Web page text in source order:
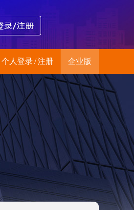
个人登录/注册 企业版